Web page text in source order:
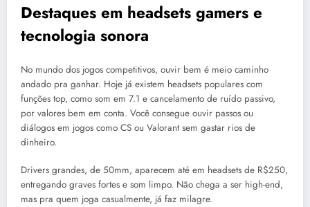
Destaques em headsets gamers e
tecnologia sonora
No mundo dos jogos competitivos, ouvir bem é meio caminho
andado pra ganhar. Hoje já existem headsets populares com
funções top, como som em 7.1 e cancelamento de ruído passivo,
por valores bem em conta. Você consegue ouvir passos ou
diálogos em jogos como CS ou Valorant sem gastar rios de
dinheiro.
Drivers grandes, de 50mm, aparecem até em headsets de R$250,
entregando graves fortes e som limpo. Não chega a ser high-end,
mas pra quem joga casualmente, já faz milagre.